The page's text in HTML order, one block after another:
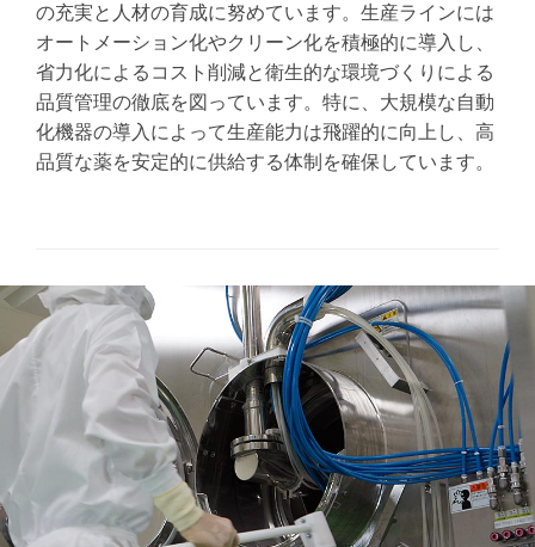
の充実と人材の育成に努めています。生産ラインには
オートメーション化やクリーン化を積極的に導入し、
省力化によるコスト削減と衛生的な環境づくりによる
品質管理の徹底を図っています。特に、大規模な自動
化機器の導入によって生産能力は飛躍的に向上し、高
品質な薬を安定的に供給する体制を確保しています。